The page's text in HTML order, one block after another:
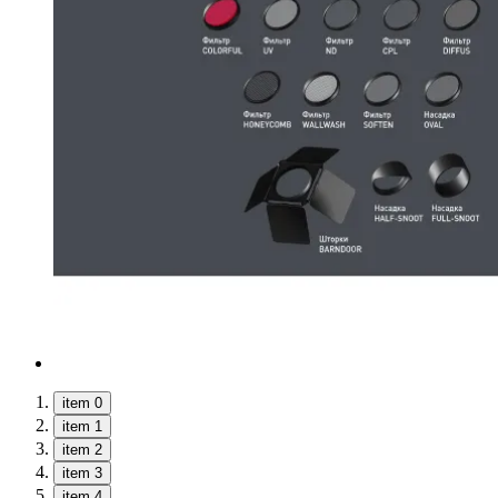
item 0
item 1
item 2
item 3